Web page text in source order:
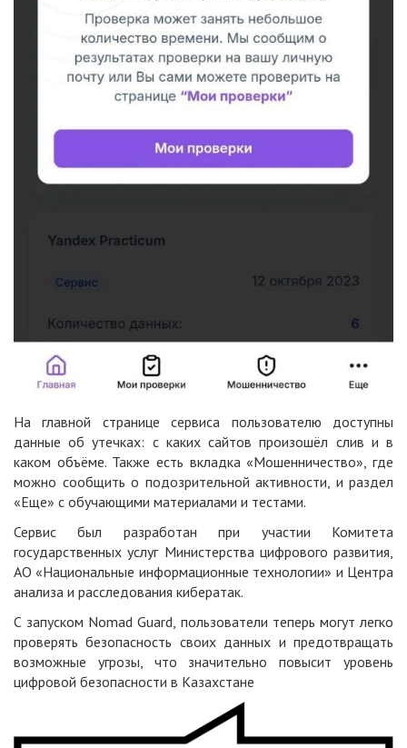
На главной странице сервиса пользователю доступны
данные об утечках: с каких сайтов произошёл слив и в
каком объёме. Также есть вкладка «Мошенничество», где
можно сообщить о подозрительной активности, и раздел
«Еще» с обучающими материалами и тестами.
Сервис был разработан при участии Комитета
государственных услуг Министерства цифрового развития,
АО «Национальные информационные технологии» и Центра
анализа и расследования кибератак.
С запуском Nomad Guard, пользователи теперь могут легко
проверять безопасность своих данных и предотвращать
возможные угрозы, что значительно повысит уровень
цифровой безопасности в Казахстане